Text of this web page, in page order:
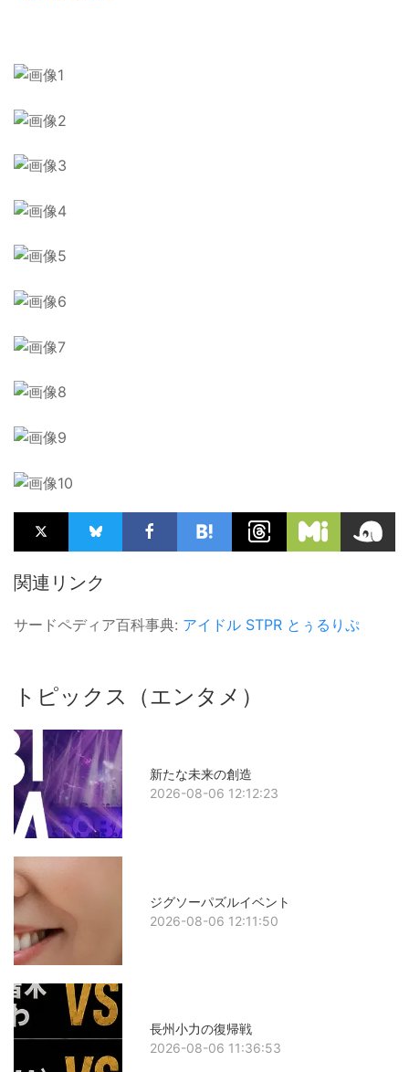
関連リンク
サードペディア百科事典: アイドル STPR とぅるりぷ
トピックス（エンタメ）
新たな未来の創造
2026-08-06 12:12:23
ジグソーパズルイベント
2026-08-06 12:11:50
長州小力の復帰戦
2026-08-06 11:36:53